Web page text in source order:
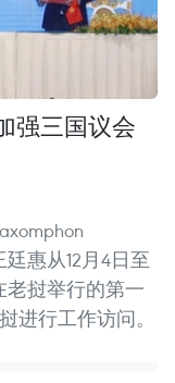
强三国议会
惠从12月4日至
老挝举行的第一
进行工作访问。